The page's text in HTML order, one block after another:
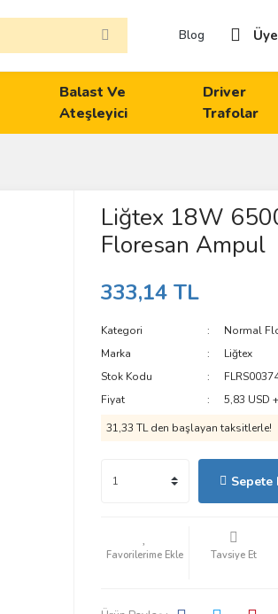
Blog
Balast Ve
Ateşleyici
Driver
Trafolar
Liğtex 18W
Floresan Ampul
333,14 TL
Kategori
Normal
Marka
Liğtex
Stok Kodu
Fiyat
5,83 USD
31,33 TL den başlayan taksitlerle!
Sepete
Tavsiye Et